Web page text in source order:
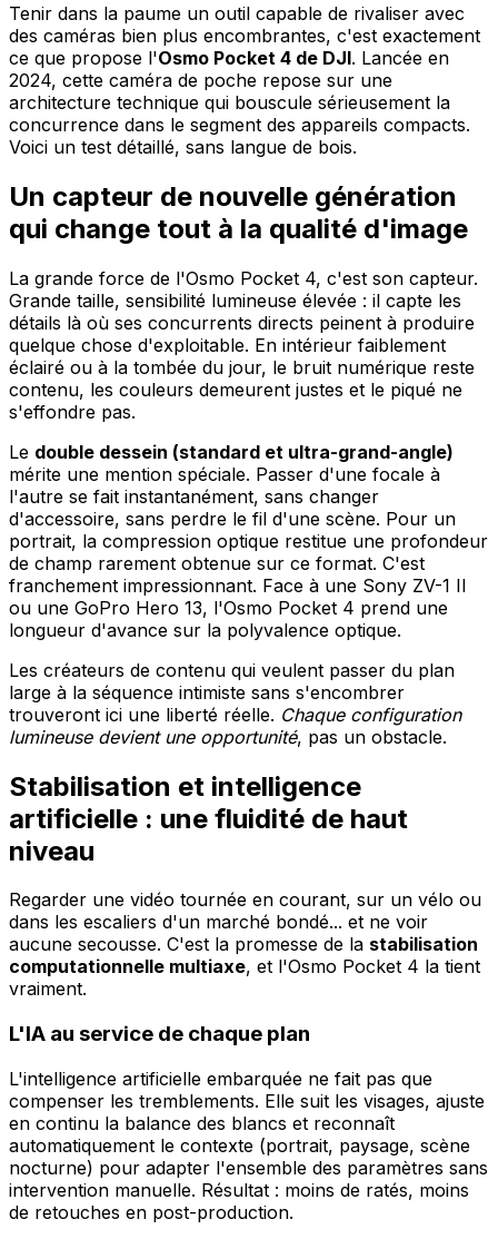
Tenir dans la paume un outil capable de rivaliser avec
des caméras bien plus encombrantes, c'est exactement
ce que propose l'Osmo Pocket 4 de DJI. Lancée en
2024, cette caméra de poche repose sur une
architecture technique qui bouscule sérieusement la
concurrence dans le segment des appareils compacts.
Voici un test détaillé, sans langue de bois.
Un capteur de nouvelle génération
qui change tout à la qualité d'image
La grande force de l'Osmo Pocket 4, c'est son capteur.
Grande taille, sensibilité lumineuse élevée : il capte les
détails là où ses concurrents directs peinent à produire
quelque chose d'exploitable. En intérieur faiblement
éclairé ou à la tombée du jour, le bruit numérique reste
contenu, les couleurs demeurent justes et le piqué ne
s'effondre pas.
Le double dessein (standard et ultra-grand-angle)
mérite une mention spéciale. Passer d'une focale à
l'autre se fait instantanément, sans changer
d'accessoire, sans perdre le fil d'une scène. Pour un
portrait, la compression optique restitue une profondeur
de champ rarement obtenue sur ce format. C'est
franchement impressionnant. Face à une Sony ZV-1 II
ou une GoPro Hero 13, l'Osmo Pocket 4 prend une
longueur d'avance sur la polyvalence optique.
Les créateurs de contenu qui veulent passer du plan
large à la séquence intimiste sans s'encombrer
trouveront ici une liberté réelle. Chaque configuration
lumineuse devient une opportunité, pas un obstacle.
Stabilisation et intelligence
artificielle : une fluidité de haut
niveau
Regarder une vidéo tournée en courant, sur un vélo ou
dans les escaliers d'un marché bondé... et ne voir
aucune secousse. C'est la promesse de la stabilisation
computationnelle multiaxe, et l'Osmo Pocket 4 la tient
vraiment.
L'IA au service de chaque plan
L'intelligence artificielle embarquée ne fait pas que
compenser les tremblements. Elle suit les visages, ajuste
en continu la balance des blancs et reconnaît
automatiquement le contexte (portrait, paysage, scène
nocturne) pour adapter l'ensemble des paramètres sans
intervention manuelle. Résultat : moins de ratés, moins
de retouches en post-production.